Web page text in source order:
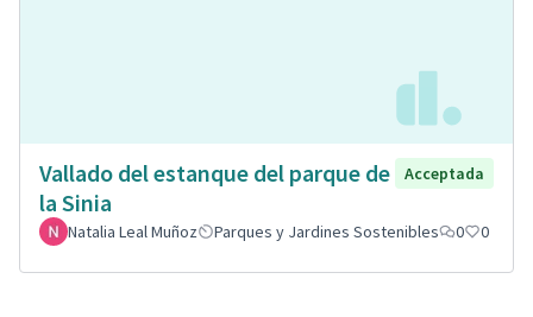
Vallado del estanque del parque de
la Sinia
Acceptada
Natalia Leal Muñoz Parques y Jardines Sostenibles 0 0